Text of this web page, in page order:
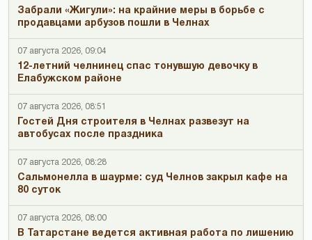
Забрали «Жигули»: на крайние меры в борьбе с
продавцами арбузов пошли в Челнах
07 августа 2026, 09:04
12-летний челнинец спас тонувшую девочку в
Елабужском районе
07 августа 2026, 08:51
Гостей Дня строителя в Челнах развезут на
автобусах после праздника
07 августа 2026, 08:28
Сальмонелла в шаурме: суд Челнов закрыл кафе на
80 суток
07 августа 2026, 08:00
В Татарстане ведется активная работа по лишению